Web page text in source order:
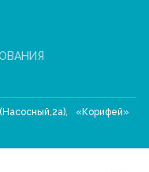
,
«Корифей»